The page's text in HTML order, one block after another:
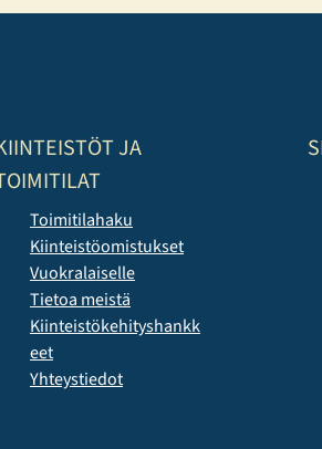
Group)
Running ja
Uutuuksista
JA
Toimitilahaku
Kiinteistöomistukset
Vuokralaiselle
Tietoa meistä
Kiinteistökehityshankk
eet
Yhteystiedot